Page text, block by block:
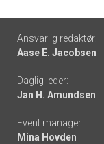
Footer
-
links
Ansvarlig redaktør:
Aase E. Jacobsen
Daglig leder:
Jan H. Amundsen
Event manager:
Mina Hovden